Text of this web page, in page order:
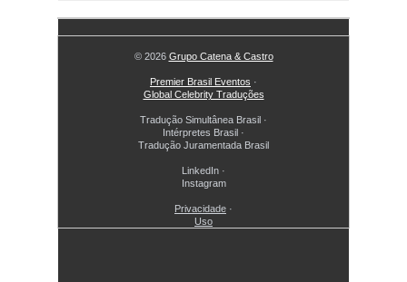
© 2026 Grupo Catena & Castro
Premier Brasil Eventos ·
Global Celebrity Traduções
Tradução Simultânea Brasil ·
Intérpretes Brasil ·
Tradução Juramentada Brasil
LinkedIn ·
Instagram
Privacidade ·
Uso